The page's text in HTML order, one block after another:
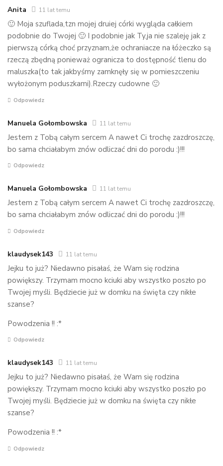
Anita 11 lat temu
🙂 Moja szuflada,tzn mojej druiej córki wygląda całkiem
podobnie do Twojej 🙂 I podobnie jak Ty,ja nie szaleję jak z
pierwszą córką choć przyznam,że ochraniacze na łóżeczko są
rzeczą zbędną ponieważ ogranicza to dostępność tlenu do
maluszka(to tak jakbyśmy zamknęły się w pomieszczeniu
wyłożonym poduszkami).Rzeczy cudowne 🙂
Odpowiedz
Manuela Gołombowska 11 lat temu
Jestem z Tobą całym sercem A nawet Ci trochę zazdroszczę,
bo sama chciałabym znów odliczać dni do porodu :)!!!
Odpowiedz
Manuela Gołombowska 11 lat temu
Jestem z Tobą całym sercem A nawet Ci trochę zazdroszczę,
bo sama chciałabym znów odliczać dni do porodu :)!!!
Odpowiedz
klaudysek143 11 lat temu
Jejku to już? Niedawno pisałaś, że Wam się rodzina
powiększy. Trzymam mocno kciuki aby wszystko poszło po
Twojej myśli. Będziecie już w domku na święta czy nikłe
szanse?
Powodzenia !! :*
Odpowiedz
klaudysek143 11 lat temu
Jejku to już? Niedawno pisałaś, że Wam się rodzina
powiększy. Trzymam mocno kciuki aby wszystko poszło po
Twojej myśli. Będziecie już w domku na święta czy nikłe
szanse?
Powodzenia !! :*
Odpowiedz